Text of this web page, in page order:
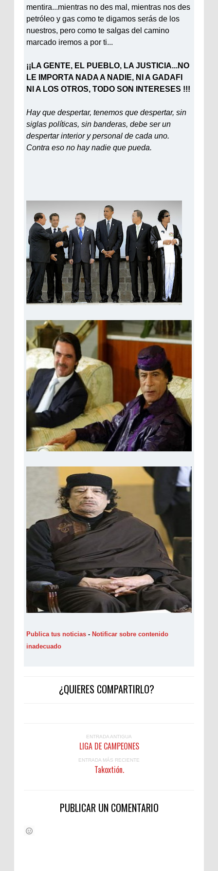
mentira...mientras no des mal, mientras nos des
petróleo y gas como te digamos serás de los
nuestros, pero como te salgas del camino
marcado iremos a por ti...
¡¡LA GENTE, EL PUEBLO, LA JUSTICIA...NO
LE IMPORTA NADA A NADIE, NI A GADAFI
NI A LOS OTROS, TODO SON INTERESES !!!
Hay que despertar, tenemos que despertar, sin
siglas políticas, sin banderas, debe ser un
despertar interior y personal de cada uno.
Contra eso no hay nadie que pueda.
Publica tus noticias - Notificar sobre contenido
inadecuado
¿QUIERES COMPARTIRLO?
ENTRADA ANTIGUA
LIGA DE CAMPEONES
ENTRADA MÁS RECIENTE
Takoxtión.
PUBLICAR UN COMENTARIO